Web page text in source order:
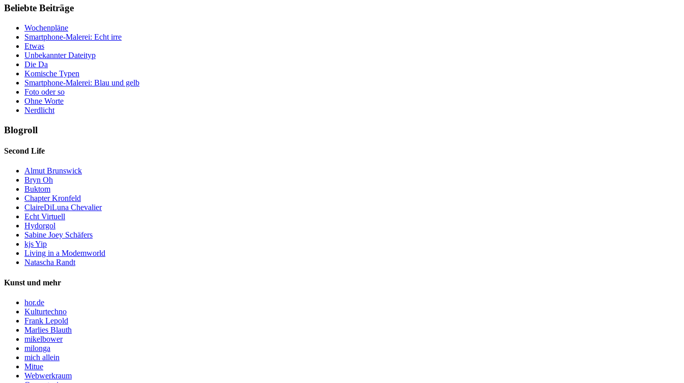
Beliebte Beiträge
Wochenpläne
Smartphone-Malerei: Echt irre
Etwas
Unbekannter Dateityp
Die Da
Komische Typen
Smartphone-Malerei: Blau und gelb
Foto oder so
Ohne Worte
Nerdlicht
Blogroll
Second Life
Almut Brunswick
Bryn Oh
Buktom
Chapter Kronfeld
ClaireDiLuna Chevalier
Echt Virtuell
Hydorgol
Sabine Joey Schäfers
kjs Yip
Living in a Modemworld
Natascha Randt
Kunst und mehr
hor.de
Kulturtechno
Frank Lepold
Marlies Blauth
mikelbower
milonga
mich allein
Mitue
Webwerkraum